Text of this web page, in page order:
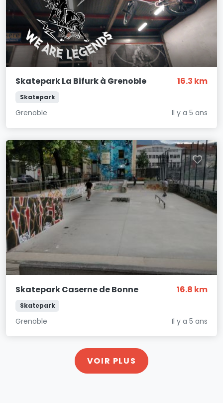
Skatepark La Bifurk à Grenoble 16.3 km
Skatepark
Grenoble Il y a 5 ans
Skatepark Caserne de Bonne 16.8 km
Skatepark
Grenoble Il y a 5 ans
VOIR PLUS